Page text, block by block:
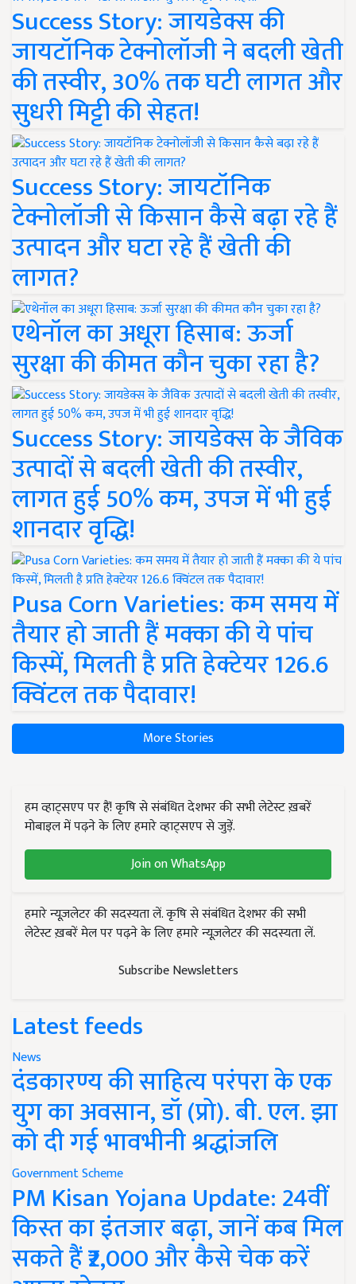
Success Story: जायडेक्स की
जायटॉनिक टेक्नोलॉजी ने बदली खेती
की तस्वीर, 30% तक घटी लागत और
सुधरी मिट्टी की सेहत!
Success Story: जायटॉनिक
टेक्नोलॉजी से किसान कैसे बढ़ा रहे हैं
उत्पादन और घटा रहे हैं खेती की
लागत?
एथेनॉल का अधूरा हिसाब: ऊर्जा
सुरक्षा की कीमत कौन चुका रहा है?
Success Story: जायडेक्स के जैविक
उत्पादों से बदली खेती की तस्वीर,
लागत हुई 50% कम, उपज में भी हुई
शानदार वृद्धि!
Pusa Corn Varieties: कम समय में
तैयार हो जाती हैं मक्का की ये पांच
किस्में, मिलती है प्रति हेक्टेयर 126.6
क्विंटल तक पैदावार!
More Stories
हम व्हाट्सएप पर हैं! कृषि से संबंधित देशभर की सभी लेटेस्ट ख़बरें
मोबाइल में पढ़ने के लिए हमारे व्हाट्सएप से जुड़ें.
Join on WhatsApp
हमारे न्यूज़लेटर की सदस्यता लें. कृषि से संबंधित देशभर की सभी
लेटेस्ट ख़बरें मेल पर पढ़ने के लिए हमारे न्यूज़लेटर की सदस्यता लें.
Subscribe Newsletters
Latest feeds
News
दंडकारण्य की साहित्य परंपरा के एक
युग का अवसान, डॉ (प्रो). बी. एल. झा
को दी गई भावभीनी श्रद्धांजलि
Government Scheme
PM Kisan Yojana Update: 24वीं
किस्त का इंतजार बढ़ा, जानें कब मिल
सकते हैं ₹2,000 और कैसे चेक करें